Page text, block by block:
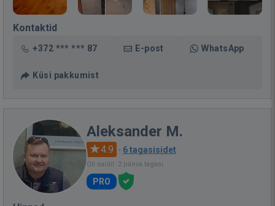
Kontaktid
+372 *** *** 87 E-post WhatsApp
Küsi pakkumist
Aleksander M.
4.9 · 6 tagasisidet
Oli saidil: 2 päeva tagasi
PRO